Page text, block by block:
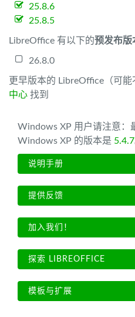
25.8.6
25.8.5
LibreOffice 有以下的预发布版
26.8.0
更早版本的 LibreOffice（可
中心 找到
Windows XP 用户请注意：
Windows XP 的版本是 5.4.7
说明手册
提供反馈
加入我们！
探索 LIBREOFFICE
模板与扩展